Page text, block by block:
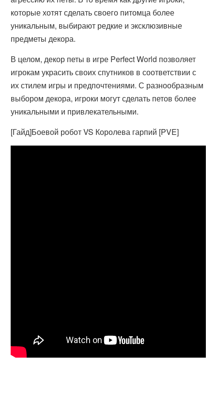
которые хотят сделать своего питомца более
уникальным, выбирают редкие и эксклюзивные
предметы декора.
В целом, декор петы в игре Perfect World позволяет
игрокам украсить своих спутников в соответствии с
их стилем игры и предпочтениями. С разнообразным
выбором декора, игроки могут сделать петов более
уникальными и привлекательными.
[Гайд]Боевой робот VS Королева гарпий [PVE]